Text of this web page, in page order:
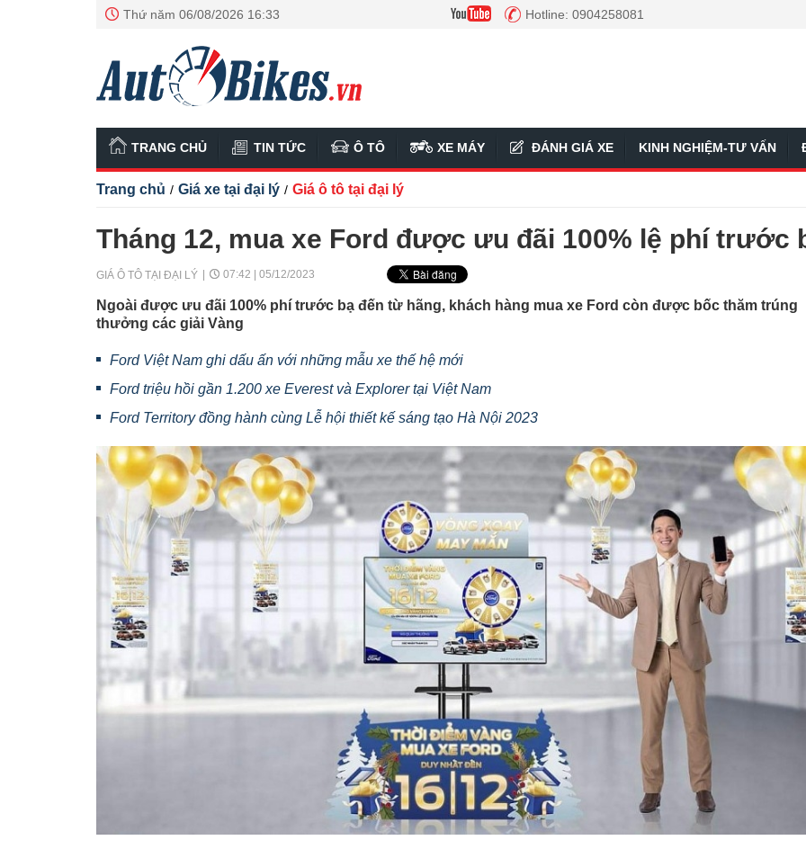
Thứ năm 06/08/2026 16:33 Hotline: 0904258081
TRANG CHỦ TIN TỨC Ô TÔ XE MÁY ĐÁNH GIÁ XE KINH NGHIỆM-TƯ VẤN
Trang chủ / Giá xe tại đại lý / Giá ô tô tại đại lý
Tháng 12, mua xe Ford được ưu đãi 100% lệ phí trước
GIÁ Ô TÔ TẠI ĐẠI LÝ 07:42 | 05/12/2023
Ngoài được ưu đãi 100% phí trước bạ đến từ hãng, khách hàng mua xe Ford còn được bốc thăm trúng
thưởng các giải Vàng
Ford Việt Nam ghi dấu ấn với những mẫu xe thế hệ mới
Ford triệu hồi gần 1.200 xe Everest và Explorer tại Việt Nam
Ford Territory đồng hành cùng Lễ hội thiết kế sáng tạo Hà Nội 2023